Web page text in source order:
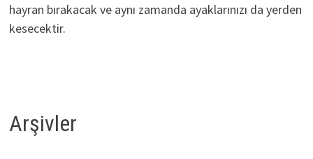
hayran bırakacak ve aynı zamanda ayaklarınızı da yerden
kesecektir.
Arşivler